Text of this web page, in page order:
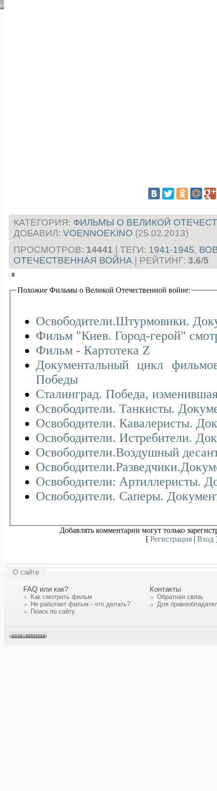
КАТЕГОРИЯ: ФИЛЬМЫ О ВЕЛИКОЙ
ДОБАВИЛ: VOENNOEKINO (25.02.2013)
ПРОСМОТРОВ: 14441 ТЕГИ: 1941-1945,
ОТЕЧЕСТВЕННАЯ ВОЙНА
РЕЙТИНГ: 3.6/5
: 0
Похожие Фильмы о Великой Отечественной войне:
Освободители.Штурмовики.
Фильм
Фильм - Картотека Z
Документальный цикл
Победы
Сталинград. Победа,
Освободители. Танкисты.
Освободители. Кавалеристы.
Освободители. Истребители.
Освободители.Воздушный
Освободители: Артиллеристы.
Освободители. Саперы.
Добавлять комментарии могут только
[ Регистрация| Вход
О сайте
FAQ или как?
Как смотреть фильм
Не работает фильм - что делать?
Поиск по сайту
Контакты
Обратная связь
Для